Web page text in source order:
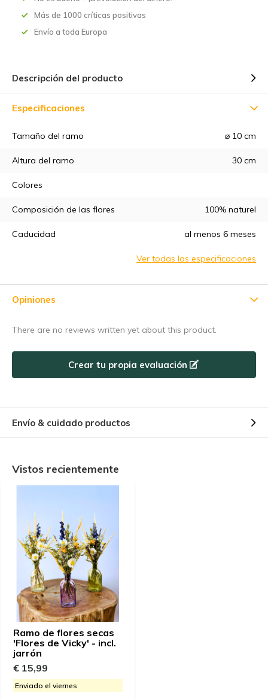
Más de 1000 críticas positivas
Envío a toda Europa
Descripción del producto
Especificaciones
Tamaño del ramo ⌀ 10 cm
Altura del ramo 30 cm
Colores
Composición de las flores 100% naturel
Caducidad al menos 6 meses
Ver todas las especificaciones
Opiniones
There are no reviews written yet about this product.
Crear tu propia evaluación
Envío & cuidado productos
Vistos recientemente
Ramo de flores secas
'Flores de Vicky' - incl.
jarrón
€ 15,99
Enviado el viernes
nuestras novedades, ¡y consigue un
5% de descuentoen tu
caduque!